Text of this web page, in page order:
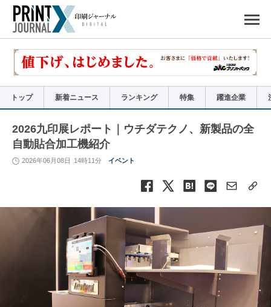
で
リ
トップ 新着ニュース ランキング 特集 躍進企業
2026九印展レポート｜ウチダテクノ、新製品の全
自動貼合加工機紹介
2026年06月08日 14時11分 イベント